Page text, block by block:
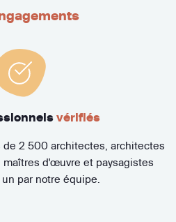
vérifiés
de 2 500 architectes, architectes
maîtres d'œuvre et paysagistes
par notre équipe.